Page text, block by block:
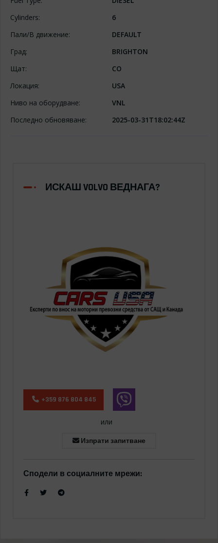
Cylinders:
6
Пали/В движение:
DEFAULT
Град:
BRIGHTON
Щат:
CO
Локация:
USA
Ниво на оборудване:
VNL
Последно обновяване:
2025-03-31T18:02:44Z
ИСКАШ VOLVO ВЕДНАГА?
+359 876 804 845
или
Изпрати запитване
Сподели в социалните мрежи: